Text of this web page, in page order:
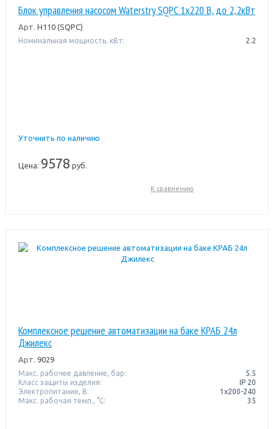
Блок управления насосом Waterstry SQPC 1х220 В, до 2,2кВт
Арт. H110 (SQPC)
Номинальная мощность, кВт: 2.2
Уточнить по наличию
Цена: 9578 руб.
К сравнению
Комплексное решение автоматизации на баке КРАБ 24л
Джилекс
Арт. 9029
Макс. рабочее давление, бар:
5.5
Класс защиты изделия:
IP 20
Электропитание, В:
1x200-240
Макс. рабочая темп., °С:
35